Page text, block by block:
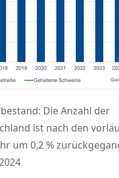
Die Anzahl der
ist nach den
um 0,2 %